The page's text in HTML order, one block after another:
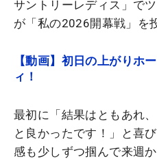
サントリーレディス」で
が「私の2026開幕戦」を
【動画】初日の上がりホ
ィ！
最初に「結果はともあれ
と良かったです！」と喜
感も少しずつ掴んで来週